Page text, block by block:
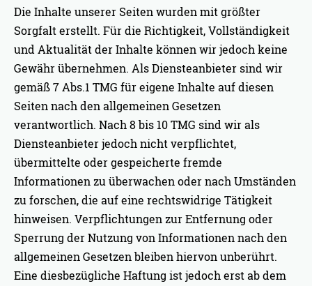
Die Inhalte unserer Seiten wurden mit größter
Sorgfalt erstellt. Für die Richtigkeit, Vollständigkeit
und Aktualität der Inhalte können wir jedoch keine
Gewähr übernehmen. Als Diensteanbieter sind wir
gemäß 7 Abs.1 TMG für eigene Inhalte auf diesen
Seiten nach den allgemeinen Gesetzen
verantwortlich. Nach 8 bis 10 TMG sind wir als
Diensteanbieter jedoch nicht verpflichtet,
übermittelte oder gespeicherte fremde
Informationen zu überwachen oder nach Umständen
zu forschen, die auf eine rechtswidrige Tätigkeit
hinweisen. Verpflichtungen zur Entfernung oder
Sperrung der Nutzung von Informationen nach den
allgemeinen Gesetzen bleiben hiervon unberührt.
Eine diesbezügliche Haftung ist jedoch erst ab dem